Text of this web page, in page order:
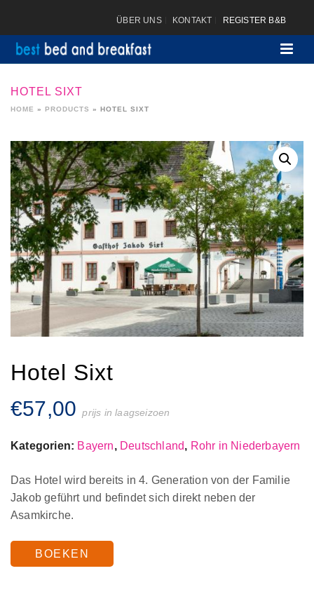
ÜBER UNS KONTAKT REGISTER B&B
HOTEL SIXT
HOME » PRODUCTS » HOTEL SIXT
Hotel Sixt
€57,00 prijs in laagseizoen
Kategorien: Bayern, Deutschland, Rohr in Niederbayern
Das Hotel wird bereits in 4. Generation von der Familie
Jakob geführt und befindet sich direkt neben der
Asamkirche.
BOEKEN